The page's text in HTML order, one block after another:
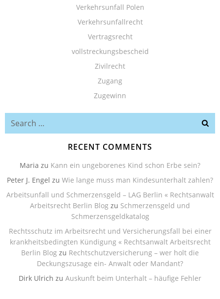
Verkehrsunfall Polen
Verkehrsunfallrecht
Vertragsrecht
vollstreckungsbescheid
Zivilrecht
Zugang
Zugewinn
RECENT COMMENTS
Maria zu Kann ein ungeborenes Kind schon Erbe sein?
Peter J. Engel zu Wie lange muss man Kindesunterhalt zahlen?
Arbeitsunfall und Schmerzensgeld – LAG Berlin « Rechtsanwalt
Arbeitsrecht Berlin Blog zu Schmerzensgeld und
Schmerzensgeldkatalog
Rechtsschutz im Arbeitsrecht und Versicherungsfall bei einer
krankheitsbedingten Kündigung « Rechtsanwalt Arbeitsrecht
Berlin Blog zu Rechtschutzversicherung – wer holt die
Deckungszusage ein- Anwalt oder Mandant?
Dirk Ulrich zu Auskunft beim Unterhalt – häufige Fehler